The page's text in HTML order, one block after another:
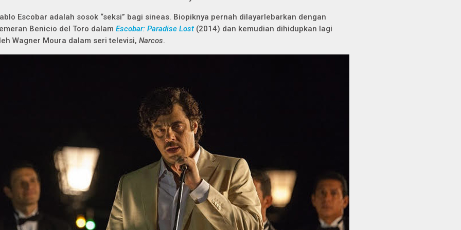
Escobar adalah sosok “seksi” bagi sineas. Biopiknya pernah dilayarlebarkan dengan
Benicio del Toro dalam Escobar: Paradise Lost (2014) dan kemudian dihidupkan lagi
Wagner Moura dalam seri televisi, Narcos.